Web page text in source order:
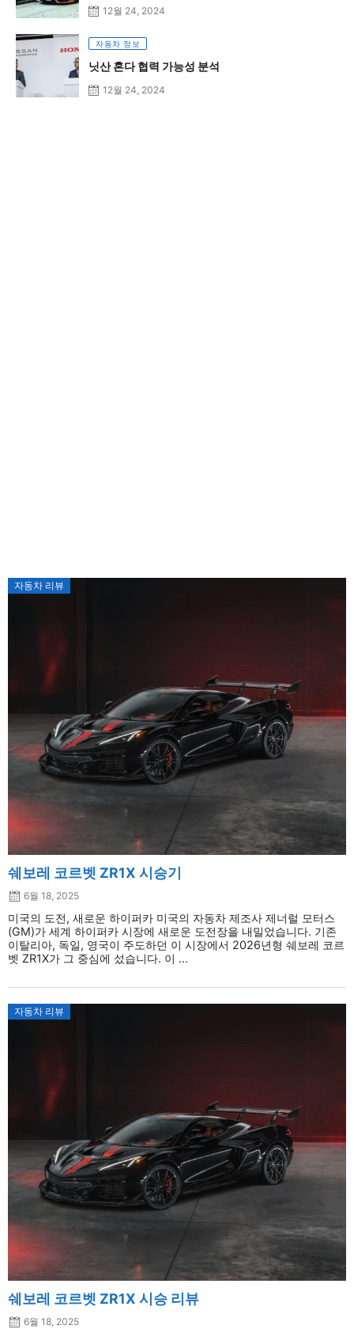
12월 24, 2024
자동차 정보
닛산 혼다 협력 가능성 분석
12월 24, 2024
자동차 리뷰
쉐보레 코르벳 ZR1X 시승기
6월 18, 2025
미국의 도전, 새로운 하이퍼카 미국의 자동차 제조사 제너럴 모터스
(GM)가 세계 하이퍼카 시장에 새로운 도전장을 내밀었습니다. 기존
이탈리아, 독일, 영국이 주도하던 이 시장에서 2026년형 쉐보레 코르
벳 ZR1X가 그 중심에 섰습니다. 이 ...
자동차 리뷰
쉐보레 코르벳 ZR1X 시승 리뷰
6월 18, 2025